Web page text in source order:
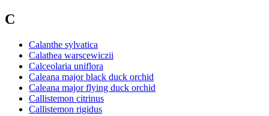
C
Calanthe sylvatica
Calathea warscewiczii
Calceolaria uniflora
Caleana major black duck orchid
Caleana major flying duck orchid
Callistemon citrinus
Callistemon rigidus